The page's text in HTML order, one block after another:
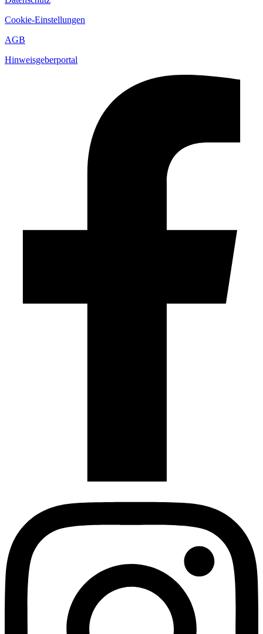
Cookie-Einstellungen
AGB
Hinweisgeberportal